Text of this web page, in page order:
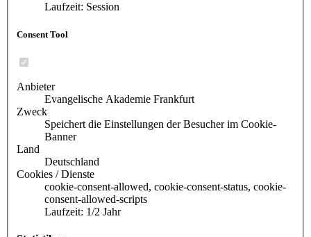
Laufzeit: Session
Consent Tool
Anbieter
Evangelische Akademie Frankfurt
Zweck
Speichert die Einstellungen der Besucher im Cookie-
Banner
Land
Deutschland
Cookies / Dienste
cookie-consent-allowed, cookie-consent-status, cookie-
consent-allowed-scripts
Laufzeit: 1/2 Jahr